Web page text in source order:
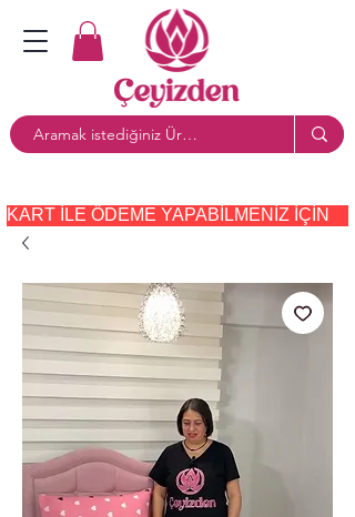
KART ILE ÖDEME YAPABILMENIZ IÇIN